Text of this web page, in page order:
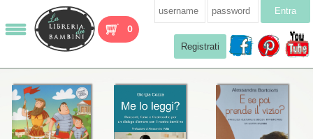
0
Entra
Registrati